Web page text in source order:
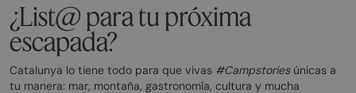
¿List@ para tu próxima
escapada?
Catalunya lo tiene todo para que vivas #Campstoriesúnicas a
tu manera: mar, montaña, gastronomía, cultura y mucha